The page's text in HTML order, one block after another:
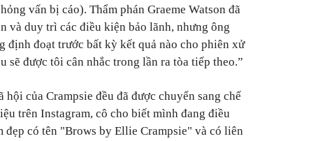
vấn bị cáo). Thẩm phán Graeme Watson đã
và duy trì các điều kiện bảo lãnh, nhưng ông
định đoạt trước bất kỳ kết quả nào cho phiên xử
sẽ được tôi cân nhắc trong lần ra tòa tiếp theo.”
của Crampsie đều đã được chuyển sang chế
trên Instagram, cô cho biết mình đang điều
đẹp có tên "Brows by Ellie Crampsie" và có liên